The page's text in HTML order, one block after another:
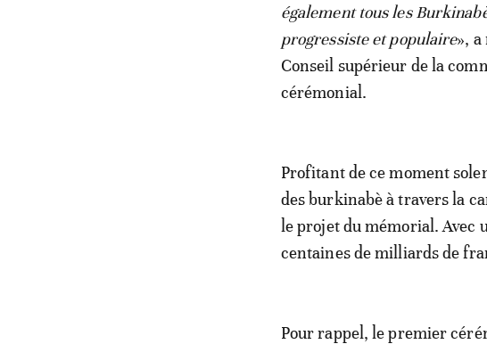
également tous les
progressiste et populaire»,
Conseil supérieur de la
cérémonial.
Profitant de ce moment
des burkinabè à travers la
le projet du mémorial. Avec
centaines de milliards de
Pour rappel, le premier